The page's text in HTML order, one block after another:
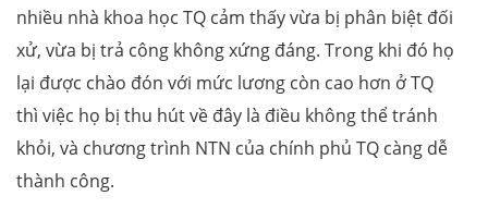
nhiều nhà khoa học TQ cảm thấy vừa bị phân biệt đối
xử, vừa bị trả công không xứng đáng. Trong khi đó họ
lại được chào đón với mức lương còn cao hơn ở TQ
thì việc họ bị thu hút về đây là điều không thể tránh
khỏi, và chương trình NTN của chính phủ TQ càng dễ
thành công.